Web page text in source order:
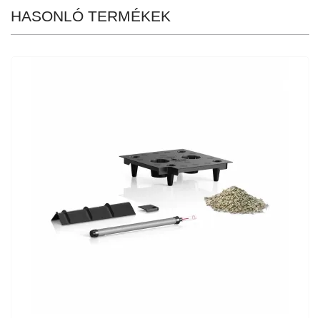
HASONLÓ TERMÉKEK